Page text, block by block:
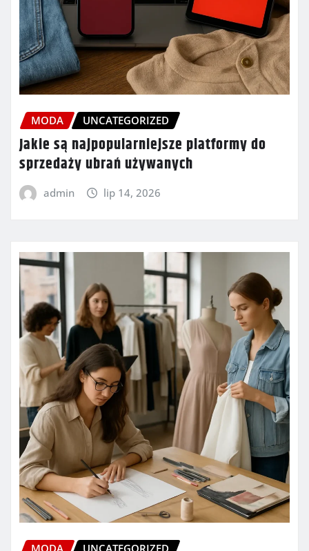
MODA UNCATEGORIZED
Jakie są najpopularniejsze platformy do
sprzedaży ubrań używanych
admin lip 14, 2026
MODA UNCATEGORIZED